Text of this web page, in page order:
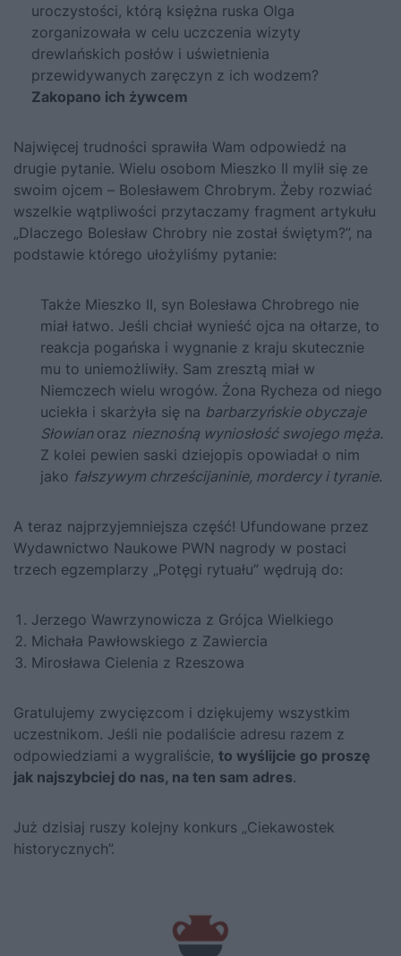
uroczystości, którą księżna ruska Olga
zorganizowała w celu uczczenia wizyty
drewlańskich posłów i uświetnienia
przewidywanych zaręczyn z ich wodzem?
Zakopano ich żywcem
Najwięcej trudności sprawiła Wam odpowiedź na
drugie pytanie. Wielu osobom Mieszko II mylił się ze
swoim ojcem – Bolesławem Chrobrym. Żeby rozwiać
wszelkie wątpliwości przytaczamy fragment artykułu
„Dlaczego Bolesław Chrobry nie został świętym?”, na
podstawie którego ułożyliśmy pytanie:
Także Mieszko II, syn Bolesława Chrobrego nie
miał łatwo. Jeśli chciał wynieść ojca na ołtarze, to
reakcja pogańska i wygnanie z kraju skutecznie
mu to uniemożliwiły. Sam zresztą miał w
Niemczech wielu wrogów. Żona Rycheza od niego
uciekła i skarżyła się na barbarzyńskie obyczaje
Słowian oraz nieznośną wyniosłość swojego męża.
Z kolei pewien saski dziejopis opowiadał o nim
jako fałszywym chrześcijaninie, mordercy i tyranie.
A teraz najprzyjemniejsza część! Ufundowane przez
Wydawnictwo Naukowe PWN nagrody w postaci
trzech egzemplarzy „Potęgi rytuału” wędrują do:
Jerzego Wawrzynowicza z Grójca Wielkiego
Michała Pawłowskiego z Zawiercia
Mirosława Cielenia z Rzeszowa
Gratulujemy zwycięzcom i dziękujemy wszystkim
uczestnikom. Jeśli nie podaliście adresu razem z
odpowiedziami a wygraliście, to wyślijcie go proszę
jak najszybciej do nas, na ten sam adres.
Już dzisiaj ruszy kolejny konkurs „Ciekawostek
historycznych”.